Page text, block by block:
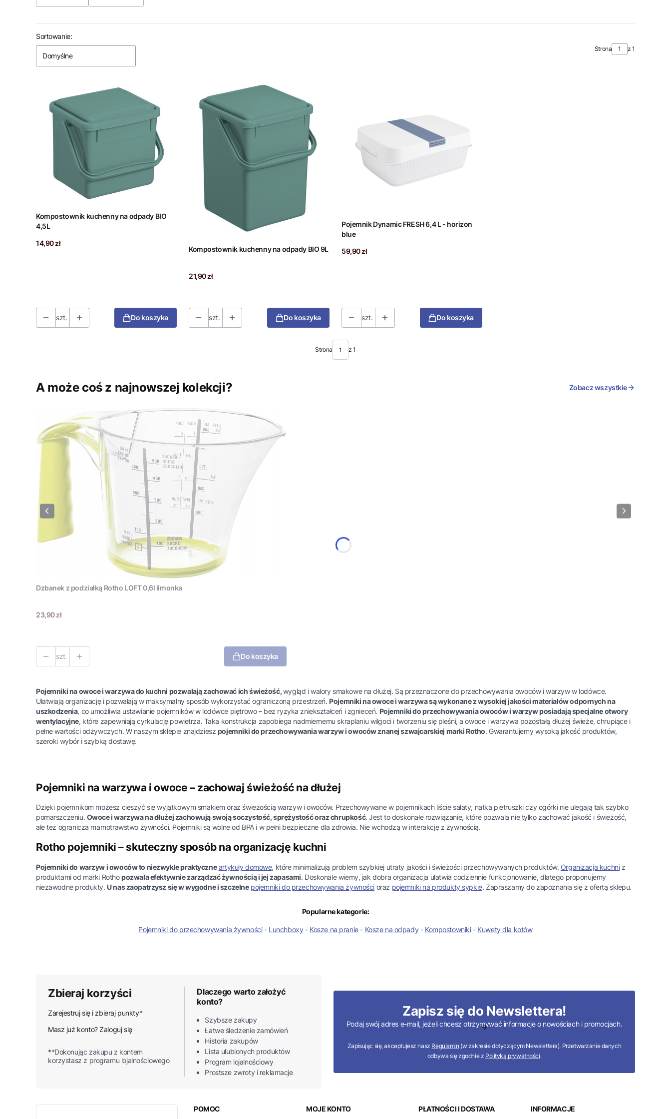
Lista produktów
Sortowanie:
Domyślne
Strona z 1
Kompostownik kuchenny na odpady BIO
4,5L
Cena
14,90 zł
szt. Do koszyka
Kompostownik kuchenny na odpady BIO 9L
Cena
21,90 zł
szt. Do koszyka
Pojemnik Dynamic FRESH 6,4 L - horizon
blue
Cena
59,90 zł
szt. Do koszyka
Strona z 1
A może coś z najnowszej kolekcji? Zobacz wszystkie
Dzbanek z podziałką Rotho LOFT 0,6l limonka
Cena
23,90 zł
szt. Do koszyka
Pojemniki na owoce i warzywa do kuchni pozwalają zachować ich świeżość,wygląd i walory smakowe na dłużej. Są przeznaczone do przechowywania owoców i warzyw w lodówce.
Ułatwiają organizację i pozwalają w maksymalny sposób wykorzystać ograniczoną przestrzeń. Pojemniki na owoce i warzywa są wykonane z wysokiej jakości materiałów odpornych na
uszkodzenia, co umożliwia ustawianie pojemników w lodówce piętrowo – bez ryzyka zniekształceń i zgnieceń. Pojemniki do przechowywania owoców i warzyw posiadają specjalne otwory
wentylacyjne, które zapewniają cyrkulację powietrza. Taka konstrukcja zapobiega nadmiernemu skraplaniu wilgoci i tworzeniu się pleśni, a owoce i warzywa pozostałą dłużej świeże, chrupiące i
pełne wartości odżywczych. W naszym sklepie znajdziesz pojemniki do przechowywania warzyw i owoców znanej szwajcarskiej marki Rotho. Gwarantujemy wysoką jakość produktów,
szeroki wybór i szybką dostawę.
Pojemniki na warzywa i owoce – zachowaj świeżość na dłużej
Dzięki pojemnikom możesz cieszyć się wyjątkowym smakiem oraz świeżością warzyw i owoców. Przechowywane w pojemnikach liście sałaty, natka pietruszki czy ogórki nie ulegają tak szybko
pomarszczeniu. Owoce i warzywa na dłużej zachowują swoją soczystość, sprężystość oraz chrupkość. Jest to doskonałe rozwiązanie, które pozwala nie tylko zachować jakość i świeżość,
ale też ogranicza marnotrawstwo żywności. Pojemniki są wolne od BPA i w pełni bezpieczne dla zdrowia. Nie wchodzą w interakcję z żywnością.
Rotho pojemniki – skuteczny sposób na organizację kuchni
Pojemniki do warzyw i owoców to niezwykle praktyczne artykuły domowe, które minimalizują problem szybkiej utraty jakości i świeżości przechowywanych produktów. Organizacja kuchniz
produktami od marki Rothopozwala efektywnie zarządzać żywnością i jej zapasami. Doskonale wiemy, jak dobra organizacja ułatwia codziennie funkcjonowanie, dlatego proponujemy
niezawodne produkty. U nas zaopatrzysz się w wygodne i szczelne pojemniki do przechowywania żywności oraz pojemniki na produkty sypkie. Zapraszamy do zapoznania się z ofertą sklepu.
Popularne kategorie:
Pojemniki do przechowywania żywności- Lunchboxy - Kosze na pranie- Kosze na odpady - Kompostowniki- Kuwety dla kotów
Zbieraj korzyści
Zarejestruj się i zbieraj punkty*
Masz już konto? Zaloguj się
**Dokonując zakupu z kontem
korzystasz z programu lojalnościowego
Dlaczego warto założyć
konto?
Szybsze zakupy
Łatwe śledzenie zamówień
Historia zakupów
Lista ulubionych produktów
Program lojalnościowy
Prostsze zwroty i reklamacje
Zapisz się do Newslettera!
Podaj swój adres e-mail, jeżeli chcesz otrzymywać informacje o nowościach i promocjach.
Zapisując się, akceptujesz nasz Regulamin (w zakresie dotyczącym Newslettera). Przetwarzanie danych
odbywa się zgodnie z Polityką prywatności.
Linki w stopce
POMOC MOJE KONTO PŁATNOŚCI I DOSTAWA INFORMACJE